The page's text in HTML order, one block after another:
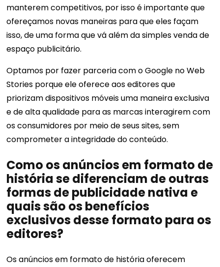
manterem competitivos, por isso é importante que
ofereçamos novas maneiras para que eles façam
isso, de uma forma que vá além da simples venda de
espaço publicitário.
Optamos por fazer parceria com o Google no Web
Stories porque ele oferece aos editores que
priorizam dispositivos móveis uma maneira exclusiva
e de alta qualidade para as marcas interagirem com
os consumidores por meio de seus sites, sem
comprometer a integridade do conteúdo.
Como os anúncios em formato de
história se diferenciam de outras
formas de publicidade nativa e
quais são os benefícios
exclusivos desse formato para os
editores?
Os anúncios em formato de história oferecem